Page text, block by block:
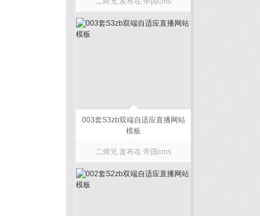
003套S3zb双端自适应直播网站
模板
二师兄 发布在 帝国cms